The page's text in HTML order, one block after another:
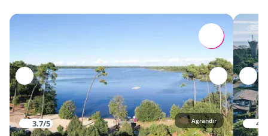
<14km
<9km
Quad <2km
Tennis <2km
Détente et loisirs
3.7/5 Agrandir 4/5